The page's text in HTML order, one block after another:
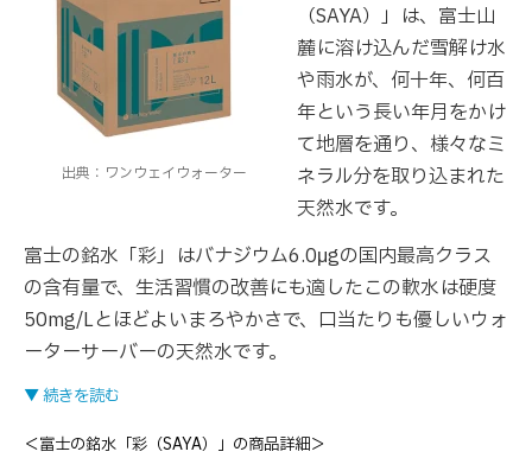
出典：ワンウェイウォーター
（SAYA）」は、富士山
麓に溶け込んだ雪解け水
や雨水が、何十年、何百
年という長い年月をかけ
て地層を通り、様々なミ
ネラル分を取り込まれた
天然水です。
富士の銘水「彩」はバナジウム6.0μgの国内最高クラス
の含有量で、生活習慣の改善にも適したこの軟水は硬度
50mg/Lとほどよいまろやかさで、口当たりも優しいウォ
ーターサーバーの天然水です。
▼ 続きを読む
＜富士の銘水「彩（SAYA）」の商品詳細＞